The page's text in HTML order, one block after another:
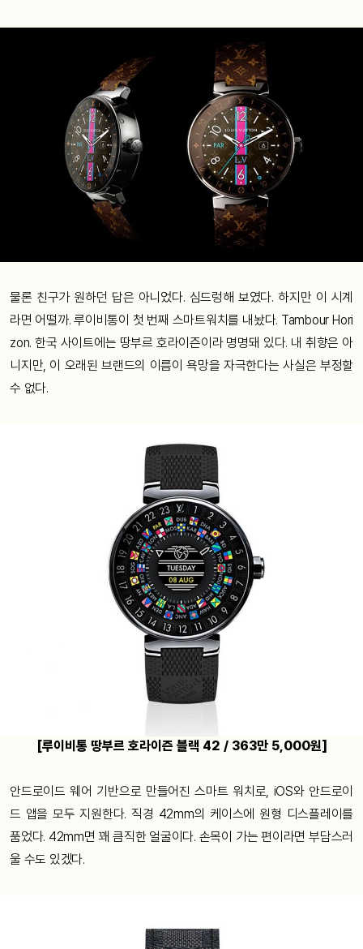
물론 친구가 원하던 답은 아니었다. 심드렁해 보였다. 하지만 이 시계
라면 어떨까. 루이비통이 첫 번째 스마트워치를 내놨다. Tambour Hori
zon.한국 사이트에는 땅부르 호라이즌이라 명명돼 있다. 내 취향은 아
니지만, 이 오래된 브랜드의 이름이 욕망을 자극한다는 사실은 부정할
수 없다.
[루이비통 땅부르 호라이즌 블랙 42 / 363만 5,000원]
안드로이드 웨어 기반으로 만들어진 스마트 워치로, iOS와 안드로이
드 앱을 모두 지원한다. 직경 42mm의 케이스에 원형 디스플레이를
품었다. 42mm면 꽤 큼직한 얼굴이다. 손목이 가는 편이라면 부담스러
울 수도 있겠다.